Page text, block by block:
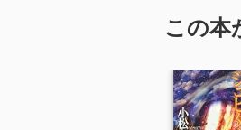
この本